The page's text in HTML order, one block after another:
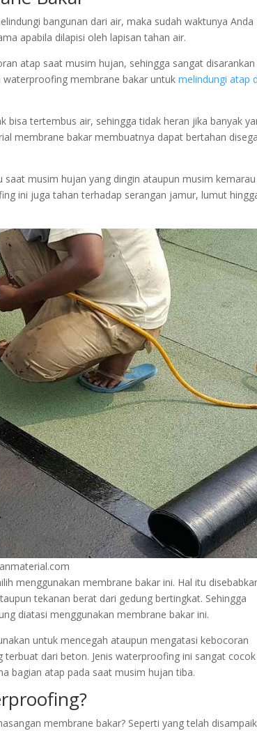
bangunan dari air, maka sudah waktunya Anda
apabila dilapisi oleh lapisan tahan air.
atap saat musim hujan, sehingga sangat disarankan
waterproofing membrane bakar untukmelindungi atap
tertembus air, sehingga tidak heran jika banyak
membrane bakar membuatnya dapat bertahan
musim hujan yang dingin ataupun musim kemarau
ini juga tahan terhadap serangan jamur, lumut
menggunakan membrane bakar ini. Hal itu
tekanan berat dari gedung bertingkat. Sehingga
diatasi menggunakan membrane bakar ini.
untuk mencegah ataupun mengatasi kebocoran
dari beton. Jenis waterproofing ini sangat cocok
bagian atap pada saat musim hujan tiba.
membrane bakar? Seperti yang telah